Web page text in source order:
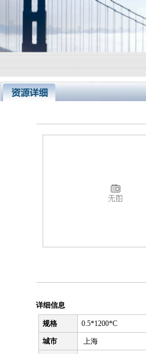
详细信息
规格 0.5*1200*C
城市 上海